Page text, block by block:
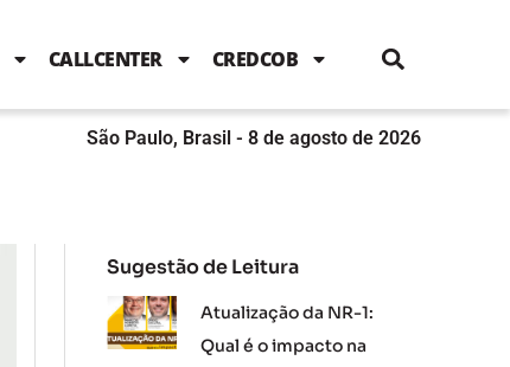
b
o
k
t
e
b
n
g
a
m
CALLCENTER CREDCOB
São Paulo, Brasil - 8 de agosto de 2026
Sugestão de Leitura
Atualização da NR-1:
Qual é o impacto na